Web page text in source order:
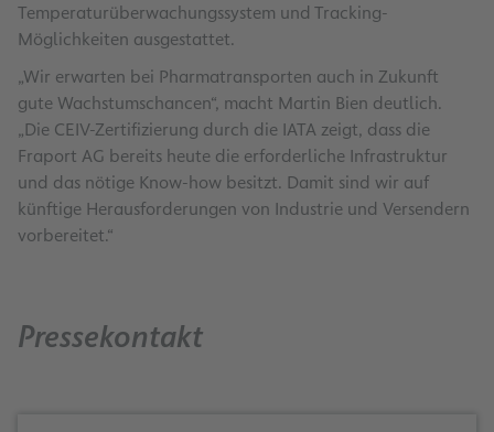
Temperaturüberwachungssystem und Tracking-
Möglichkeiten ausgestattet.
„Wir erwarten bei Pharmatransporten auch in Zukunft
gute Wachstumschancen“, macht Martin Bien deutlich.
„Die CEIV-Zertifizierung durch die IATA zeigt, dass die
Fraport AG bereits heute die erforderliche Infrastruktur
und das nötige Know-how besitzt. Damit sind wir auf
künftige Herausforderungen von Industrie und Versendern
vorbereitet.“
Pressekontakt